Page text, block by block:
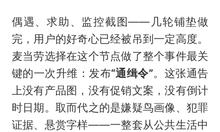
偶遇、求助、监控截图——几轮铺垫做
完，用户的好奇心已经被吊到一定高度。
麦当劳选择在这个节点做了整个事件最关
键的一次升维：发布“通缉令”。这张通告
上没有产品图，没有促销文案，没有倒计
时日期。取而代之的是嫌疑鸟画像、犯罪
证据、悬赏字样——一整套从公共生活中